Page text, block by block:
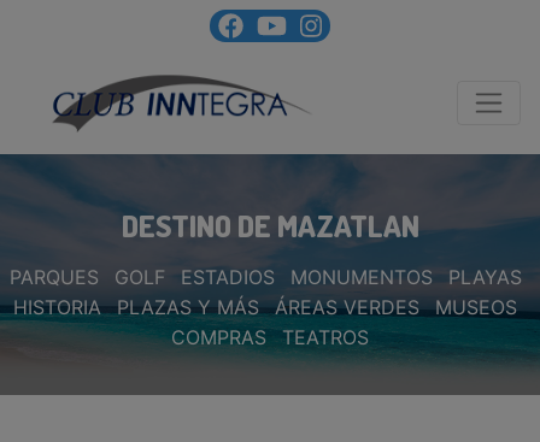
DESTINO DE MAZATLAN
PARQUES GOLF ESTADIOS MONUMENTOS
PLAYAS
HISTORIA
PLAZAS Y MÁS ÁREAS VERDES
MUSEOS
COMPRAS
TEATROS